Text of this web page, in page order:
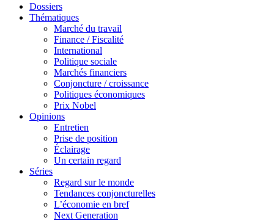
Dossiers
Thématiques
Marché du travail
Finance / Fiscalité
International
Politique sociale
Marchés financiers
Conjoncture / croissance
Politiques économiques
Prix Nobel
Opinions
Entretien
Prise de position
Éclairage
Un certain regard
Séries
Regard sur le monde
Tendances conjoncturelles
L’économie en bref
Next Generation